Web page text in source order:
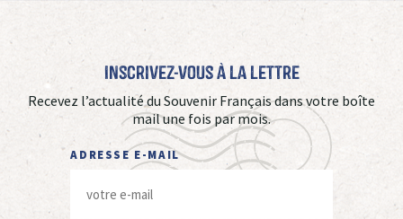
Inscrivez-vous à La Lettre
Recevez l’actualité du Souvenir Français dans votre boîte
mail une fois par mois.
ADRESSE E-MAIL